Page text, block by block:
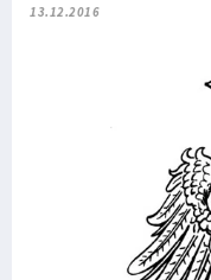
13.12.2016